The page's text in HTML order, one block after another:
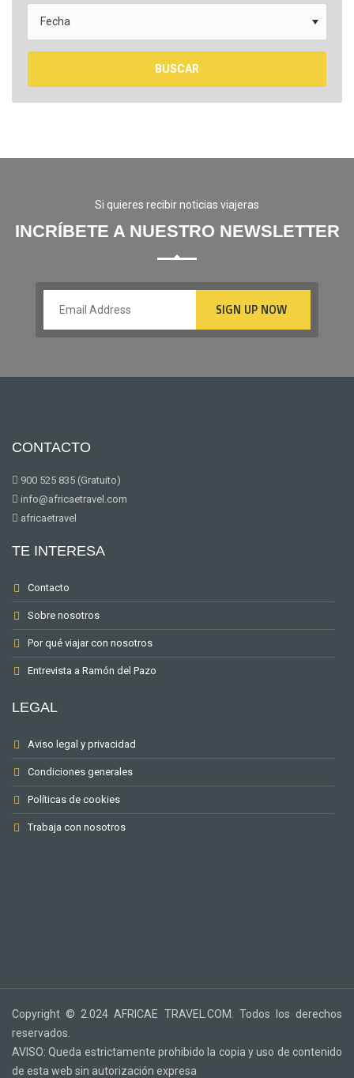
BUSCAR
Si quieres recibir noticias viajeras
INCRÍBETE A NUESTRO NEWSLETTER
CONTACTO
900 525 835 (Gratuito)
info@africaetravel.com
africaetravel
TE INTERESA
Contacto
Sobre nosotros
Por qué viajar con nosotros
Entrevista a Ramón del Pazo
LEGAL
Aviso legal y privacidad
Condiciones generales
Políticas de cookies
Trabaja con nosotros
Copyright © 2.024 AFRICAE TRAVEL.COM. Todos los derechos
reservados.
AVISO: Queda estrictamente prohibido la copia y uso de contenido
de esta web sin autorización expresa